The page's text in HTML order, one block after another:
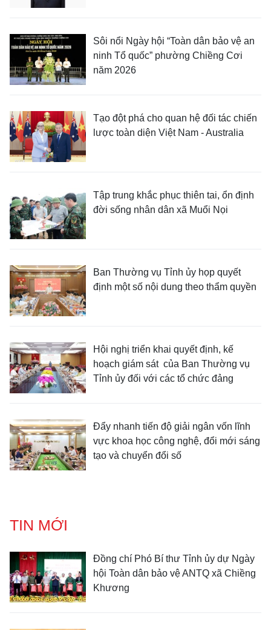
Sôi nổi Ngày hội “Toàn dân bảo vệ an
ninh Tổ quốc” phường Chiềng Cơi
năm 2026
Tạo đột phá cho quan hệ đối tác chiến
lược toàn diện Việt Nam - Australia
Tập trung khắc phục thiên tai, ổn định
đời sống nhân dân xã Muổi Nọi
Ban Thường vụ Tỉnh ủy họp quyết
định một số nội dung theo thẩm quyền
Hội nghị triển khai quyết định, kế
hoạch giám sát của Ban Thường vụ
Tỉnh ủy đối với các tổ chức đảng
Đẩy nhanh tiến độ giải ngân vốn lĩnh
vực khoa học công nghệ, đổi mới sáng
tạo và chuyển đổi số
TIN MỚI
Đồng chí Phó Bí thư Tỉnh ủy dự Ngày
hội Toàn dân bảo vệ ANTQ xã Chiềng
Khương